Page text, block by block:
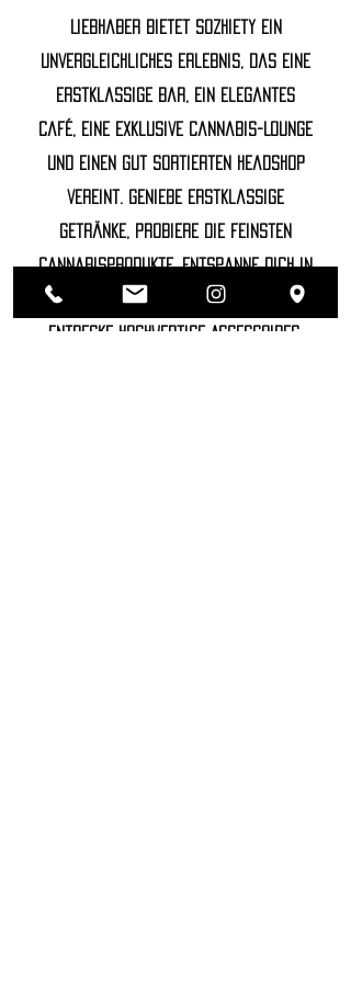
Liebhaber bietet Sozhiety ein
unvergleichliches Erlebnis, das eine
erstklassige Bar, ein elegantes
Café, eine exklusive Cannabis-Lounge
und einen gut sortierten Headshop
vereint. Genieße erstklassige
Getränke, probiere die feinsten
Cannabisprodukte, entspanne dich in
unserer luxuriösen Lounge und
entdecke hochwertige Accessoires.